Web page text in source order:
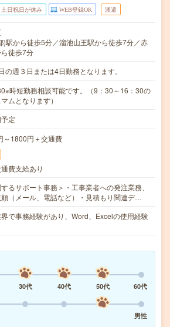
土日祝日が休み WEB登録OK 派遣
)駅から徒歩5分／溜池山王駅から徒歩7分／赤
徒歩7分
の週３日または4日勤務となります。
時短勤務相談可能です。（9：30～16：30の
ムとなります）
定
～1800円＋交通費
費支給あり
るサポート事務＞・工事業者への発注業務、
頼（メール、電話など）・見積もり関連デ…
で事務経験があり、Word、Excelの使用経験
30代 40代 50代
60代
男性